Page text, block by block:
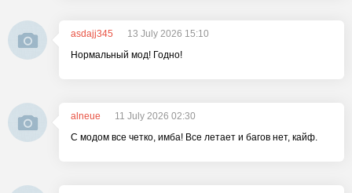
asdajj345
13 July 2026 15:10
Нормальный мод! Годно!
alneue
11 July 2026 02:30
С модом все четко, имба! Все летает и багов нет, кайф.